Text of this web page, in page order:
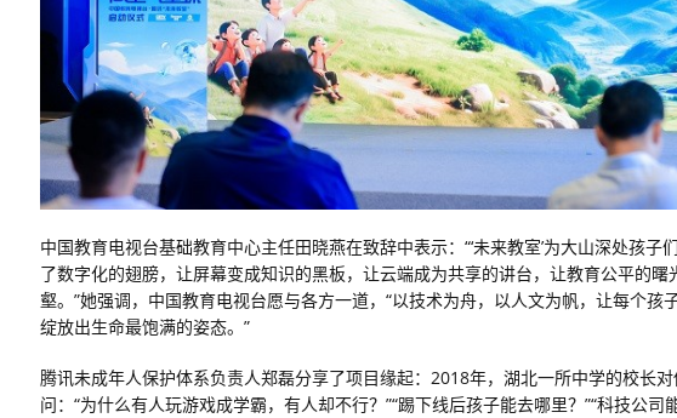
中国教育电视台基础教育中心主任田晓燕在致辞中表示：“‘未来教室’为大山深处孩子
了数字化的翅膀，让屏幕变成知识的黑板，让云端成为共享的讲台，让教育公平的曙
壑。”她强调，中国教育电视台愿与各方一道，“以技术为舟，以人文为帆，让每个孩
绽放出生命最饱满的姿态。”
腾讯未成年人保护体系负责人郑磊分享了项目缘起：2018年，湖北一所中学的校长
问：“为什么有人玩游戏成学霸，有人却不行？”“踢下线后孩子能去哪里？”“科技公司